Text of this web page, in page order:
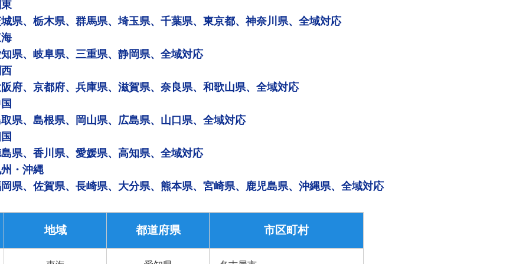
県、栃木県、群馬県、埼玉県、千葉県、東京都、神奈川県、全域対応
県、岐阜県、三重県、静岡県、全域対応
府、京都府、兵庫県、滋賀県、奈良県、和歌山県、全域対応
県、島根県、岡山県、広島県、山口県、全域対応
県、香川県、愛媛県、高知県、全域対応
・沖縄
県、佐賀県、長崎県、大分県、熊本県、宮崎県、鹿児島県、沖縄県、全域対応
地域 都道府県 市区町村